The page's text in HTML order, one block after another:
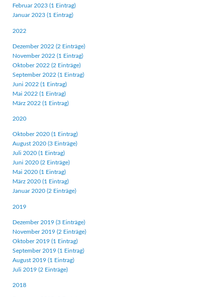
Februar 2023 (1 Eintrag)
Januar 2023 (1 Eintrag)
2022
Dezember 2022 (2 Einträge)
November 2022 (1 Eintrag)
Oktober 2022 (2 Einträge)
September 2022 (1 Eintrag)
Juni 2022 (1 Eintrag)
Mai 2022 (1 Eintrag)
März 2022 (1 Eintrag)
2020
Oktober 2020 (1 Eintrag)
August 2020 (3 Einträge)
Juli 2020 (1 Eintrag)
Juni 2020 (2 Einträge)
Mai 2020 (1 Eintrag)
März 2020 (1 Eintrag)
Januar 2020 (2 Einträge)
2019
Dezember 2019 (3 Einträge)
November 2019 (2 Einträge)
Oktober 2019 (1 Eintrag)
September 2019 (1 Eintrag)
August 2019 (1 Eintrag)
Juli 2019 (2 Einträge)
2018